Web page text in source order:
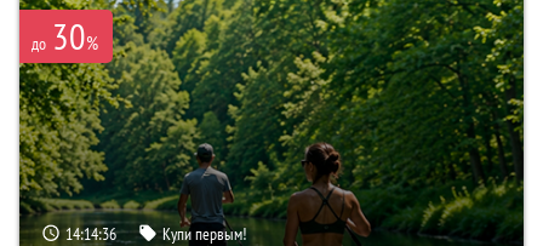
до 30%
14:14:34 Купи первым!